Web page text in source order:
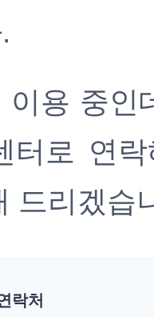
이용 중인
터로 연
드리겠습
락처